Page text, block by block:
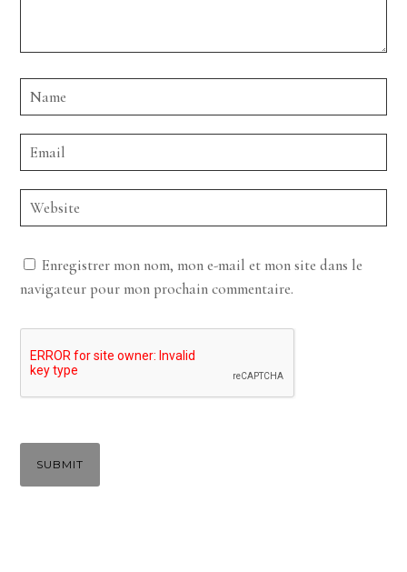
Enregistrer mon nom, mon e-mail et mon site dans le
navigateur pour mon prochain commentaire.